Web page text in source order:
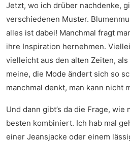
Jetzt, wo ich drüber nachdenke,
verschiedenen Muster.
alles ist dabei! Manchmal fragt
ihre Inspiration hernehmen.
vielleicht aus den alten Zeiten,
meine, die Mode ändert sich so
manchmal denkt, man kann nicht
Und dann gibt’s da die Frage, wie
besten kombiniert. Ich hab mal
einer Jeansjacke oder einem